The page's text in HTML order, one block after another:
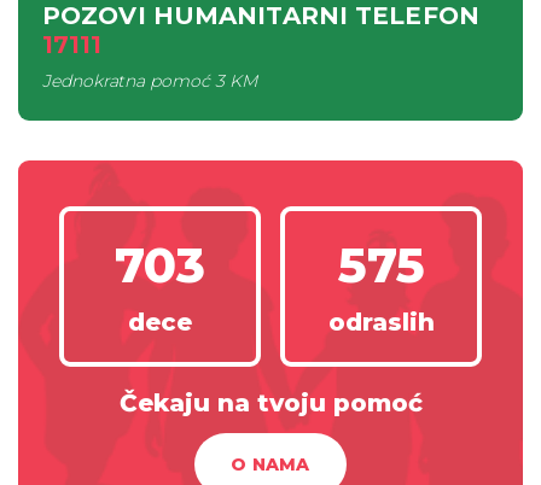
POZOVI HUMANITARNI TELEFON
17111
Jednokratna pomoć3 KM
703
dece
575
odraslih
Čekaju na tvoju pomoć
O NAMA